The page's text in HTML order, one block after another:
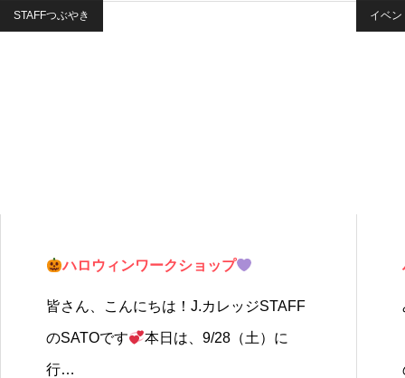
STAFFつぶやき
ハロウィンワークショップ
皆さん、こんにちは！J.カレッジSTAFF
のSATOです 本日は、9/28（土）に
行…
イベ